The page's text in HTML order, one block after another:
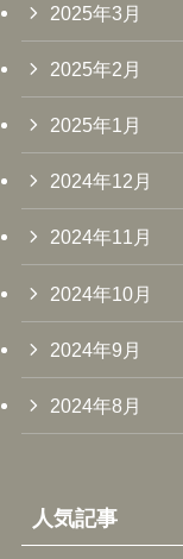
2025年3月
2025年2月
2025年1月
2024年12月
2024年11月
2024年10月
2024年9月
2024年8月
人気記事